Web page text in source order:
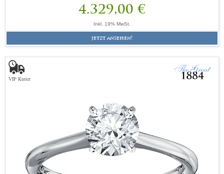
4.329,00 €
Inkl. 19% MwSt.
jetzt ansehen!
VIP Kurier